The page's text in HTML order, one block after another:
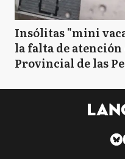
Insólitas "mini
la falta de
Provincial de las